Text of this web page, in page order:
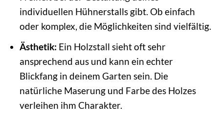
individuellen Hühnerstalls gibt. Ob einfach
oder komplex, die Möglichkeiten sind vielfältig.
Ästhetik: Ein Holzstall sieht oft sehr
ansprechend aus und kann ein echter
Blickfang in deinem Garten sein. Die
natürliche Maserung und Farbe des Holzes
verleihen ihm Charakter.